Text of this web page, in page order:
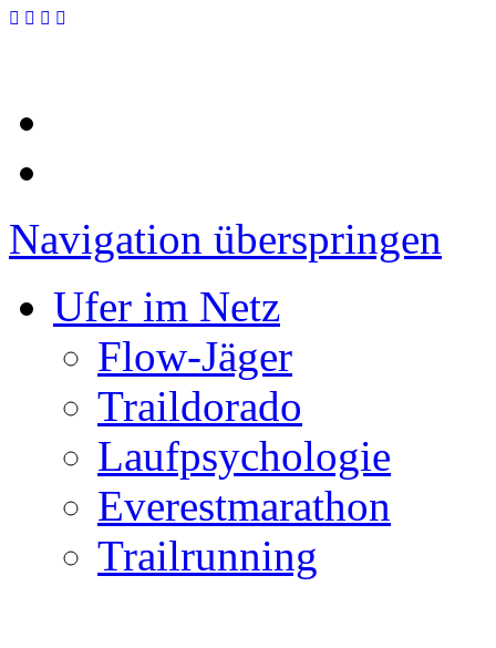
Navigation überspringen
Ufer im Netz
Flow-Jäger
Traildorado
Laufpsychologie
Everestmarathon
Trailrunning